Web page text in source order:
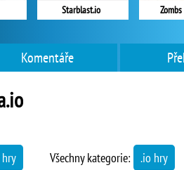
Starblast.io
Komentáře
Všechny kategorie: .io hry